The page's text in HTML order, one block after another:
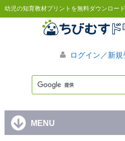
幼児の知育教材プリントを無料ダウンロー
ログイン／新規
MENU